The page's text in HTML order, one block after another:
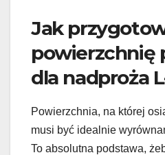
Jak
powierzchnię
dla nadproża
Powierzchnia, na której
musi być idealnie
To absolutna podstawa,